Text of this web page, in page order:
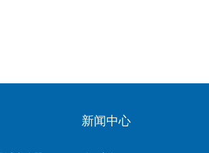
新闻中心